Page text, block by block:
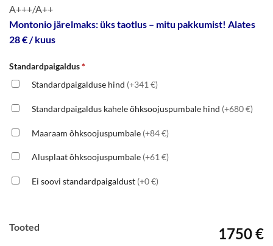
A+++/A++
Montonio järelmaks: üks taotlus – mitu pakkumist! Alates
28 € / kuus
Standardpaigaldus*
Standardpaigalduse hind (+341 €)
Standardpaigaldus kahele õhksoojuspumbale hind (+680 €)
Maaraam õhksoojuspumbale (+84 €)
Alusplaat õhksoojuspumbale (+61 €)
Ei soovi standardpaigaldust (+0 €)
Tooted 1750 €